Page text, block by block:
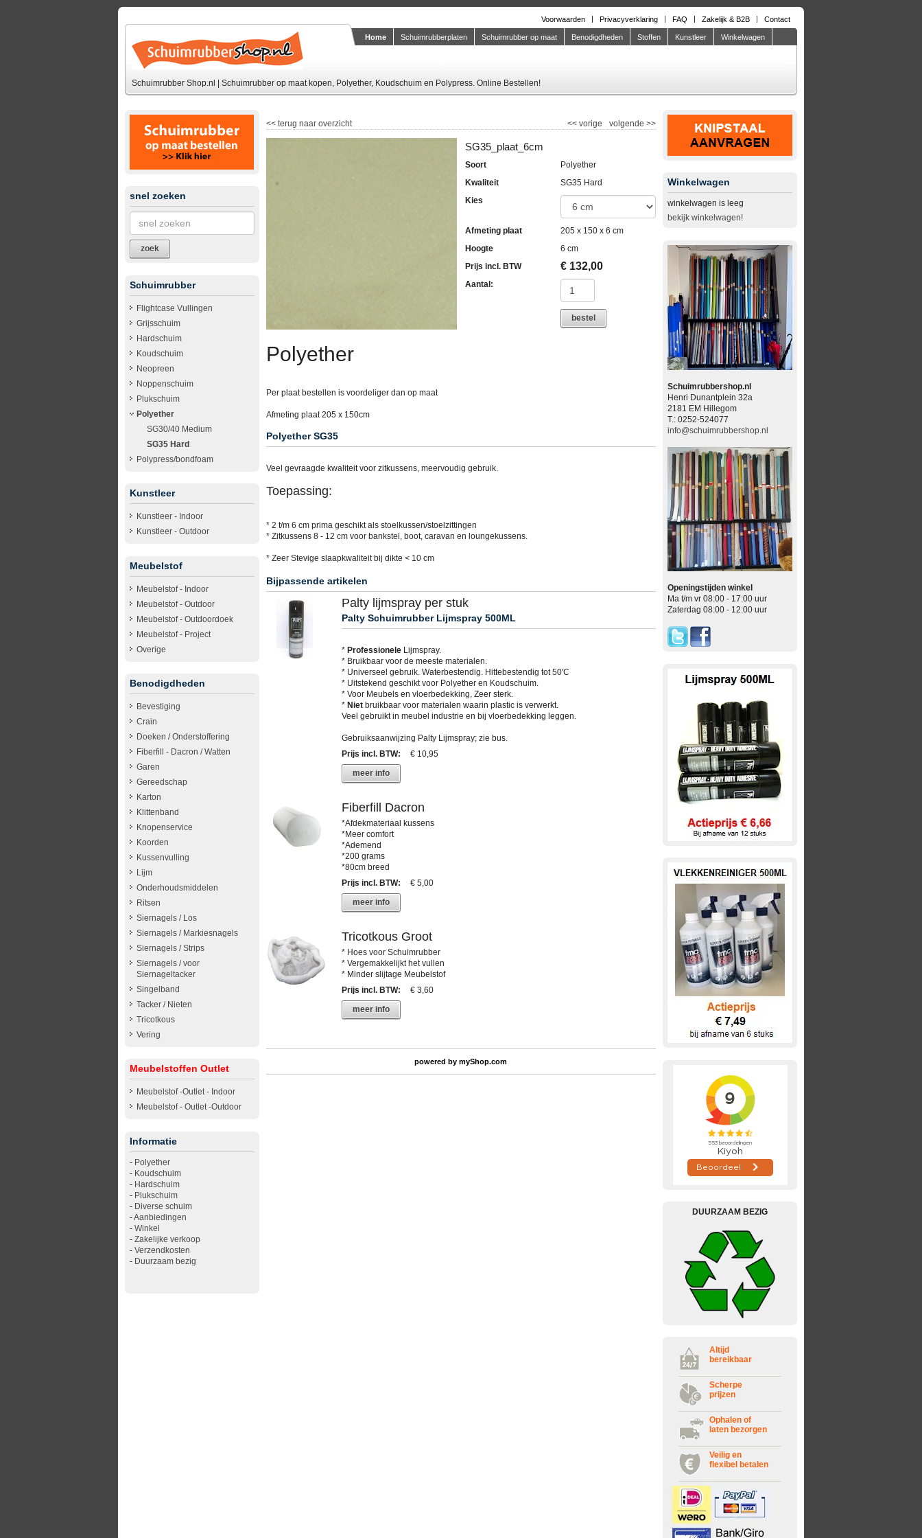
Voorwaarden Privacyverklaring FAQ Zakelijk & B2B Contact
Schuimrubber Shop.nl | Schuimrubber op maat kopen, Polyether, Koudschuim en Polypress. Online Bestellen!
Home Schuimrubberplaten Schuimrubber op maat Benodigdheden Stoffen Kunstleer Winkelwagen
snel zoeken
zoek
Schuimrubber
Flightcase Vullingen
Grijsschuim
Hardschuim
Koudschuim
Neopreen
Noppenschuim
Plukschuim
Polyether
SG30/40 Medium
SG35 Hard
Polypress/bondfoam
Kunstleer
Kunstleer - Indoor
Kunstleer - Outdoor
Meubelstof
Meubelstof - Indoor
Meubelstof - Outdoor
Meubelstof - Outdoordoek
Meubelstof - Project
Overige
Benodigdheden
Bevestiging
Crain
Doeken / Onderstoffering
Fiberfill - Dacron / Watten
Garen
Gereedschap
Karton
Klittenband
Knopenservice
Koorden
Kussenvulling
Lijm
Onderhoudsmiddelen
Ritsen
Siernagels / Los
Siernagels / Markiesnagels
Siernagels / Strips
Siernagels / voor
Siernageltacker
Singelband
Tacker / Nieten
Tricotkous
Vering
Meubelstoffen Outlet
Meubelstof -Outlet - Indoor
Meubelstof - Outlet -Outdoor
Informatie
- Polyether
- Koudschuim
- Hardschuim
- Plukschuim
- Diverse schuim
-Aanbiedingen
- Winkel
- Zakelijke verkoop
- Verzendkosten
- Duurzaam bezig
<< terug naar overzicht volgende >>
<<vorige
SG35_plaat_6cm
Soort
Polyether
Kwaliteit
SG35 Hard
Kies
Afmeting plaat
205 x 150 x 6 cm
Hoogte
6 cm
Prijs incl. BTW
€ 132,00
Aantal:
bestel
Polyether
Per plaat bestellen is voordeliger dan op maat
Afmeting plaat 205 x 150cm
Polyether SG35
Veel gevraagde kwaliteit voor zitkussens, meervoudig gebruik.
Toepassing:
* 2 t/m 6 cm prima geschikt als stoelkussen/stoelzittingen
* Zitkussens 8 - 12 cm voor bankstel, boot, caravan en loungekussens.
* Zeer Stevige slaapkwaliteit bij dikte < 10 cm
Bijpassende artikelen
Palty lijmspray per stuk
Palty Schuimrubber Lijmspray 500ML
* ProfessioneleLijmspray.
* Bruikbaar voor de meeste materialen.
* Universeel gebruik. Waterbestendig. Hittebestendig tot 50'C
* Uitstekend geschikt voor Polyether en Koudschuim.
* Voor Meubels en vloerbedekking, Zeer sterk.
* Nietbruikbaar voor materialen waarin plastic is verwerkt.
Veel gebruikt in meubel industrie en bij vloerbedekking leggen.
Gebruiksaanwijzing Palty Lijmspray; zie bus.
Prijs incl. BTW:
€ 10,95
meer info
Fiberfill Dacron
*Afdekmateriaal kussens
*Meer comfort
*Ademend
*200 grams
*80cm breed
Prijs incl. BTW:
€ 5,00
meer info
Tricotkous Groot
* Hoes voor Schuimrubber
* Vergemakkelijkt het vullen
* Minder slijtage Meubelstof
Prijs incl. BTW:
€ 3,60
meer info
powered bymyShop.com
Winkelwagen
winkelwagen is leeg
bekijk winkelwagen!
Schuimrubbershop.nl
Henri Dunantplein 32a
2181 EM Hillegom
T.: 0252-524077
info@schuimrubbershop.nl
Openingstijden winkel
Ma t/m vr 08:00 - 17:00 uur
Zaterdag 08:00 - 12:00 uur
DUURZAAM BEZIG
Altijd
bereikbaar
Scherpe
prijzen
Ophalen of
laten bezorgen
Veilig en
flexibel betalen